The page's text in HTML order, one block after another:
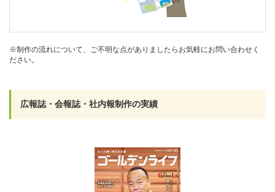
※制作の流れについて、ご不明な点がありましたらお気軽にお問い合わせく
ださい。
広報誌・会報誌・社内報制作の実績